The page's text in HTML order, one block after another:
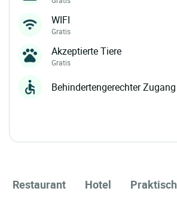
WIFI
Gratis
Akzeptierte Tiere
Gratis
Behindertengerechter Zugang
Restaurant Hotel